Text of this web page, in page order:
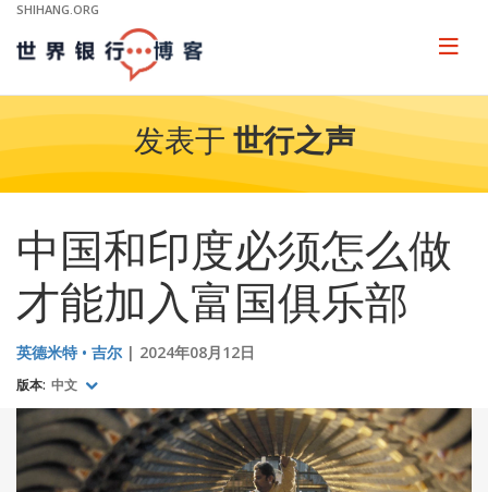
Skip
Main
Navigation
SHIHANG.ORG
Page
发表于 世行之声
中国和印度必须怎么做
才能加入富国俱乐部
英德米特 • 吉尔 2024年08月12日
版本: 中文